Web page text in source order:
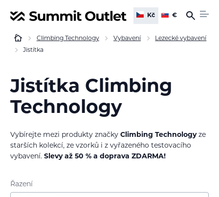
Kč €
Climbing Technology Vybavení
Lezecké vybavení
Jistítka
Jistítka Climbing
Technology
Vybírejte mezi produkty značky Climbing Technologyze
starších kolekcí, ze vzorků i z vyřazeného testovacího
vybavení. Slevy až 50 % a doprava ZDARMA!
Řazení